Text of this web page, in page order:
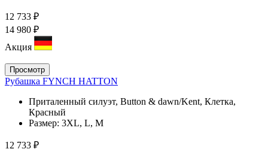
12 733 ₽
14 980 ₽
Акция
Просмотр
Рубашка FYNCH HATTON
Приталенный силуэт, Button & dawn/Kent, Клетка,
Красный
Размер: 3XL, L, M
12 733 ₽